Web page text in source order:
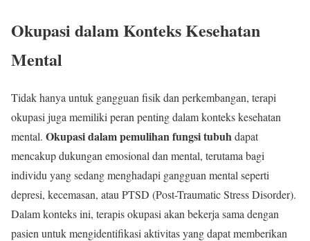
Okupasi dalam Konteks Kesehatan
Mental
Tidak hanya untuk gangguan fisik dan perkembangan, terapi
okupasi juga memiliki peran penting dalam konteks kesehatan
mental. Okupasi dalam pemulihan fungsi tubuh dapat
mencakup dukungan emosional dan mental, terutama bagi
individu yang sedang menghadapi gangguan mental seperti
depresi, kecemasan, atau PTSD (Post-Traumatic Stress Disorder).
Dalam konteks ini, terapis okupasi akan bekerja sama dengan
pasien untuk mengidentifikasi aktivitas yang dapat memberikan